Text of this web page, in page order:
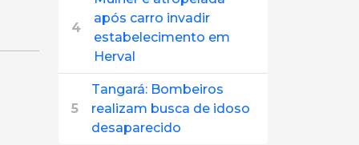
4
após carro invadir
estabelecimento em
Herval
5
Tangará: Bombeiros
realizam busca de idoso
desaparecido